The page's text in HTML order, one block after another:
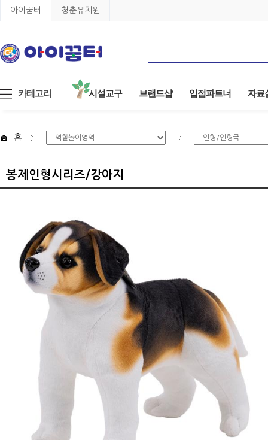
아이꿈터 청춘유치원
카테고리 시설교구 브랜드샵 입점파트너 자료
홈
봉제인형시리즈/강아지